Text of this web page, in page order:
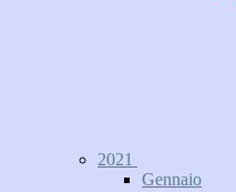
2021
Gennaio